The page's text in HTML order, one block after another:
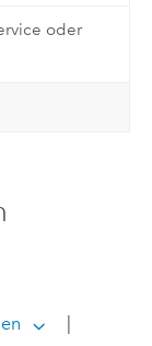
oder